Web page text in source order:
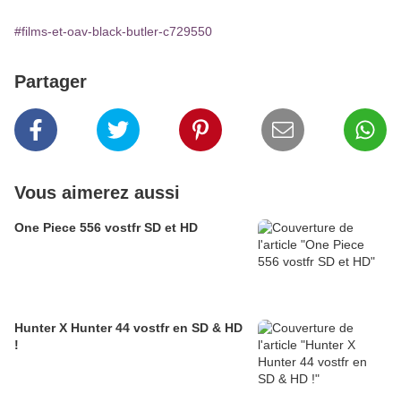
#films-et-oav-black-butler-c729550
Partager
Vous aimerez aussi
One Piece 556 vostfr SD et HD
Hunter X Hunter 44 vostfr en SD & HD
!